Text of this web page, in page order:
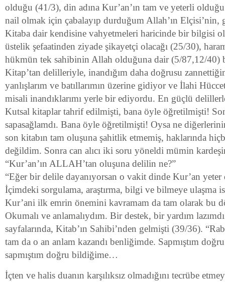
olduğu (41/3), din adına Kur’an’ın tam ve yeterli
nail olmak için çabalayıp durduğum Allah’ın Elçisi’nin,
Kitaba dair kendisine vahyetmeleri haricinde bir bilgisi
üstelik şefaatinden ziyade şikayetçi olacağı (25/30),
hükmün tek sahibinin Allah olduğuna dair (5/87,12/40)
Kitap’tan delilleriyle, inandığım daha doğrusu
yanlışlarım ve batıllarımın üzerine gidiyor ve İlahi
misali inandıklarımı yerle bir ediyordu. En güçlü
Kutsal kitaplar tahrif edilmişti, bana öyle öğretilmişti!
sapasağlamdı. Bana öyle öğretilmişti! Oysa ne
son kitabın tam oluşuna şahitlik etmemiş, haklarında
değildim. Sonra can alıcı iki soru yöneldi mümin
“Kur’an’ın ALLAH’tan oluşuna delilin ne?”
“Eğer bir delile dayanıyorsan o vakit dinde Kur’an
İçimdeki sorgulama, araştırma, bilgi ve bilmeye ulaşma
Kur’ani ilk emrin önemini kavramam da tam olarak bu
Okumalı ve anlamalıydım. Bir destek, bir yardım
sayfalarında, Kitab’ın Sahibi’nden gelmişti (39/36).
tam da o an anlam kazandı benliğimde. Sapmıştım
sapmıştım doğru bildiğime…
İçten ve halis duanın karşılıksız olmadığını tecrübe